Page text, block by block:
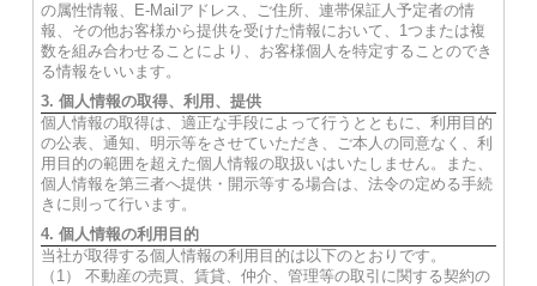
の属性情報、E-Mailアドレス、ご住所、連帯保証人予定者の情
報、その他お客様から提供を受けた情報において、1つまたは複
数を組み合わせることにより、お客様個人を特定することのでき
る情報をいいます。
3. 個人情報の取得、利用、提供
個人情報の取得は、適正な手段によって行うとともに、利用目的
の公表、通知、明示等をさせていただき、ご本人の同意なく、利
用目的の範囲を超えた個人情報の取扱いはいたしません。また、
個人情報を第三者へ提供・開示等する場合は、法令の定める手続
きに則って行います。
4. 個人情報の利用目的
当社が取得する個人情報の利用目的は以下のとおりです。
（1） 不動産の売買、賃貸、仲介、管理等の取引に関する契約の